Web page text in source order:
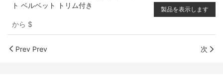
ト ベルベット トリム付き
から $
製品を表示します
Prev Prev 次